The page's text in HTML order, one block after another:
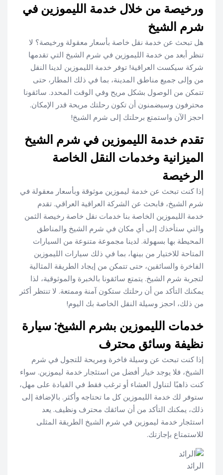
ورخيصة من خلال خدمة الليموزين في
شرم الشيخ
هل تبحث عن خدمة نقل خاصة بأسعار معقولة ورخيصة؟ لا
تنظر أبعد من خدمة الليموزين في شرم الشيخ التي تقدمها
شركة سيكست العراقية! توفر خدمة الليموزين لدينا النقل
من وإلى جميع مناطق المدينة، بما في ذلك المطار، حتى
تتمكن من الوصول بشكل مريح وفي الوقت المحدد. سائقونا
محترفون وسيضمنون أن تكون رحلتك مريحة قدر الإمكان.
احجز الآن واستمتع برحلتك إلى شرم الشيخ!
تقدم خدمة الليموزين في شرم الشيخ
الميزانية وخدمات النقل الخاصة
الرخيصة
إذا كنت تبحث عن خدمة ليموزين موثوقة وبأسعار معقولة في
شرم الشيخ، فابحث عن الشركة العراقية العراقي. تقدم
خدمة الليموزين الخاصة بنا خدمات نقل خاصة رخيصة الثمن
والتي ستأخذك إلى أي مكان في شرم الشيخ والمناطق
المحيطة بها بسهولة. لدينا مجموعة متنوعة من السيارات
المتاحة للاختيار من بينها، بما في ذلك سيارات الليموزين
الفاخرة والسائقين، حتى تتمكن من إيجاد الطريقة المثالية
لتجربة شرم الشيخ. يتمتع سائقونا بالخبرة والموثوقية، لذا
يمكنك التأكد من أن رحلتك ستكون آمنة وممتعة. لا تنتظر أكثر
من ذلك، احجز وسيلة النقل الخاصة بك اليوم!
خدمات الليموزين بشرم الشيخ: سيارة
نظيفة وسائق محترف
إذا كنت تبحث عن وسيلة فاخرة ومريحة للتجول في شرم
الشيخ، فلا يوجد خيار أفضل من استئجار خدمة ليموزين. سواء
كنت ذاهبًا لتناول العشاء أو ترغب فقط في القيادة على مهل،
ستوفر لك خدمة الليموزين كل ما تحتاجه وأكثر. بالإضافة إلى
ذلك، يمكنك التأكد من أن سائقك محترف ونظيف. يعد
استئجار خدمة ليموزين في شرم الشيخ الطريقة المثلى
للاستمتاع بإجازتك.
الرائد